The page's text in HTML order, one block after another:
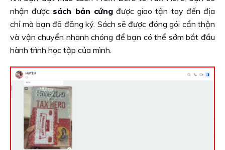
nhận được sách bản cứngđược giao tận tay đến địa
chỉ mà bạn đã đăng ký. Sách sẽ được đóng gói cẩn thận
và vận chuyển nhanh chóng để bạn có thể sớm bắt đầu
hành trình học tập của mình.